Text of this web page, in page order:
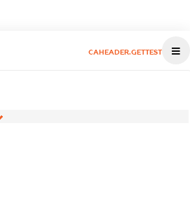
CAHEADER.GETTEST